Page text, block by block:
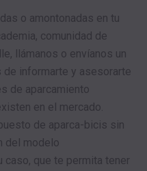
o amontonadas en tu
comunidad de
llámanos o envíanos un
informarte y asesorarte
de aparcamiento
en el mercado.
de aparca-bicis sin
del modelo
caso, que te permita tener